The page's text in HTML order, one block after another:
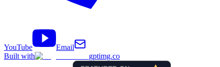
YouTube
Email
Built with
gptimg.co